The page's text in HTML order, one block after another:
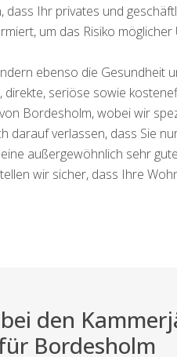
Ihr privates und
um das Risiko
ebenso die Gesundheit
seriöse sowie
Bordesholm, wobei wir
darauf verlassen, dass Sie
außergewöhnlich sehr
wir sicher, dass Ihre
den
Bordesholm